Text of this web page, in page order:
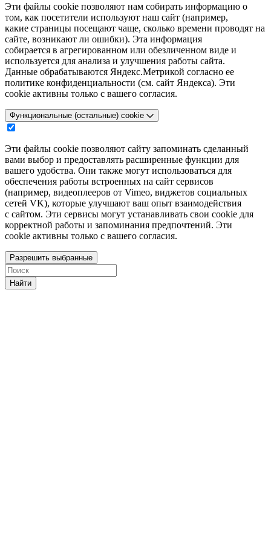
Эти файлы cookie позволяют нам собирать информацию о
том, как посетители используют наш сайт (например,
какие страницы посещают чаще, сколько времени проводят на
сайте, возникают ли ошибки). Эта информация
собирается в агрегированном или обезличенном виде и
используется для анализа и улучшения работы сайта.
Данные обрабатываются Яндекс.Метрикой согласно ее
политике конфиденциальности (см. сайт Яндекса). Эти
cookie активны только с вашего согласия.
Функциональные (остальные) cookie
Эти файлы cookie позволяют сайту запоминать сделанный
вами выбор и предоставлять расширенные функции для
вашего удобства. Они также могут использоваться для
обеспечения работы встроенных на сайт сервисов
(например, видеоплееров от Vimeo, виджетов социальных
сетей VK), которые улучшают ваш опыт взаимодействия
с сайтом. Эти сервисы могут устанавливать свои cookie для
корректной работы и запоминания предпочтений. Эти
cookie активны только с вашего согласия.
Разрешить выбранные
Найти